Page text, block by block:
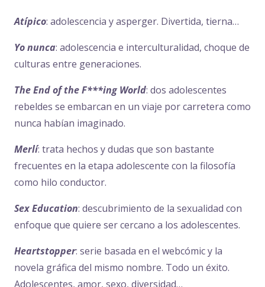
Atípico: adolescencia y asperger. Divertida, tierna…
Yo nunca: adolescencia e interculturalidad, choque de
culturas entre generaciones.
The End of the F***ing World: dos adolescentes
rebeldes se embarcan en un viaje por carretera como
nunca habían imaginado.
Merlí: trata hechos y dudas que son bastante
frecuentes en la etapa adolescente con la filosofía
como hilo conductor.
Sex Education: descubrimiento de la sexualidad con
enfoque que quiere ser cercano a los adolescentes.
Heartstopper: serie basada en el webcómic y la
novela gráfica del mismo nombre. Todo un éxito.
Adolescentes, amor, sexo, diversidad…